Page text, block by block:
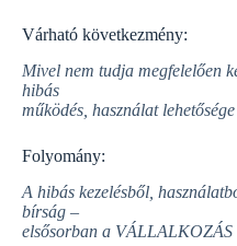
Várható következmény:
Mivel nem tudja megfelelően
hibás
működés, használat
Folyomány:
A hibás kezelésből,
bírság –
elsősorban a VÁLLALKOZÁS